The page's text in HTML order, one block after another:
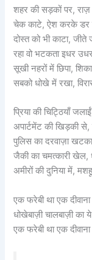
शहर की सड़कों पर,
चेक काटे, ऐश करके डर
दोस्त को भी काटा, जीते
रहा वो भटकता इधर
सूखी नहरों में छिपा,
सबको धोखे में रखा,
प्रिया की चिट्ठियाँ
अपार्टमेंट की खिड़की
पुलिस का दरवाज़ा
जैकी का चमत्कारी खेल,
अमीरों की दुनिया में,
एक फरेबी था एक
धोखेबाज़ी चालबाज़ी का
एक फरेबी था एक